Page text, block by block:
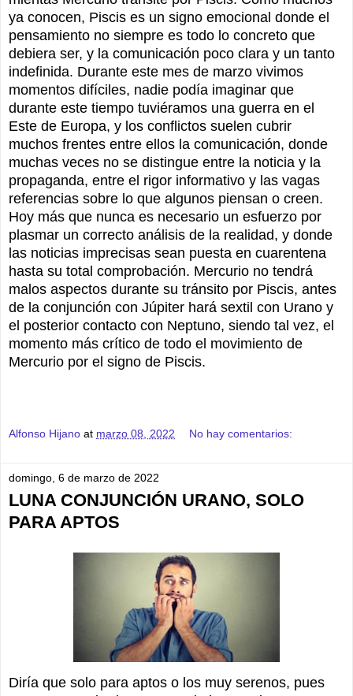
ya conocen, Piscis es un signo emocional donde el
pensamiento no siempre es todo lo concreto que
debiera ser, y la comunicación poco clara y un tanto
indefinida. Durante este mes de marzo vivimos
momentos difíciles, nadie podía imaginar que
durante este tiempo tuviéramos una guerra en el
Este de Europa, y los conflictos suelen cubrir
muchos frentes entre ellos la comunicación, donde
muchas veces no se distingue entre la noticia y la
propaganda, entre el rigor informativo y las vagas
referencias sobre lo que algunos piensan o creen.
Hoy más que nunca es necesario un esfuerzo por
plasmar un correcto análisis de la realidad, y donde
las noticias imprecisas sean puesta en cuarentena
hasta su total comprobación. Mercurio no tendrá
malos aspectos durante su tránsito por Piscis, antes
de la conjunción con Júpiter hará sextil con Urano y
el posterior contacto con Neptuno, siendo tal vez, el
momento más crítico de todo el movimiento de
Mercurio por el signo de Piscis.
Alfonso Hijano at marzo 08, 2022 No hay comentarios:
domingo, 6 de marzo de 2022
LUNA CONJUNCIÓN URANO, SOLO
PARA APTOS
Diría que solo para aptos o los muy serenos, pues